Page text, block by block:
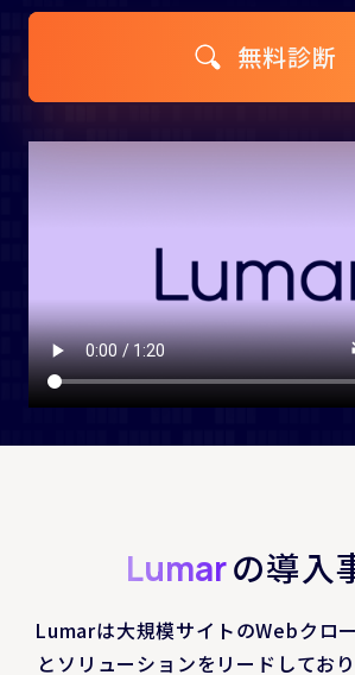
無料診断
Lumarの導入
Lumarは大規模サイトのWebクロ
とソリューションをリードしており